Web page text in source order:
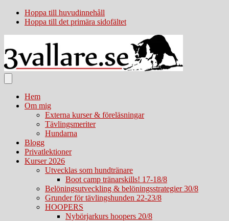
Hoppa till huvudinnehåll
Hoppa till det primära sidofältet
Hem
Om mig
Externa kurser & föreläsningar
Tävlingsmeriter
Hundarna
Blogg
Privatlektioner
Kurser 2026
Utvecklas som hundtränare
Boot camp tränarskills! 17-18/8
Belöningsutveckling & belöningsstrategier 30/8
Grunder för tävlingshunden 22-23/8
HOOPERS
Nybörjarkurs hoopers 20/8